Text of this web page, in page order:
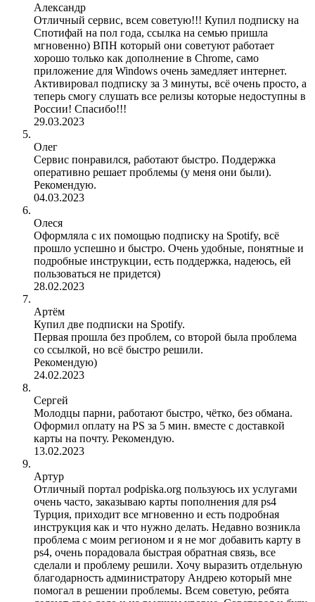
Александр
Отличный сервис, всем советую!!! Купил подписку на
Спотифай на пол года, ссылка на семью пришла
мгновенно) ВПН который они советуют работает
хорошо только как дополнение в Chrome, само
приложение для Windows очень замедляет интернет.
Активировал подписку за 3 минуты, всё очень просто, а
теперь смогу слушать все релизы которые недоступны в
России! Спасибо!!!
29.03.2023
Олег
Сервис понравился, работают быстро. Поддержка
оперативно решает проблемы (у меня они были).
Рекомендую.
04.03.2023
Олеся
Оформляла с их помощью подписку на Spotify, всё
прошло успешно и быстро. Очень удобные, понятные и
подробные инструкции, есть поддержка, надеюсь, ей
пользоваться не придется)
28.02.2023
Артём
Купил две подписки на Spotify.
Первая прошла без проблем, со второй была проблема
со ссылкой, но всё быстро решили.
Рекомендую)
24.02.2023
Сергей
Молодцы парни, работают быстро, чётко, без обмана.
Оформил оплату на PS за 5 мин. вместе с доставкой
карты на почту. Рекомендую.
13.02.2023
Артур
Отличный портал podpiska.org пользуюсь их услугами
очень часто, заказываю карты пополнения для ps4
Турция, приходит все мгновенно и есть подробная
инструкция как и что нужно делать. Недавно возникла
проблема с моим регионом и я не мог добавить карту в
ps4, очень порадовала быстрая обратная связь, все
сделали и проблему решили. Хочу выразить отдельную
благодарность администратору Андрею который мне
помогал в решении проблемы. Всем советую, ребята